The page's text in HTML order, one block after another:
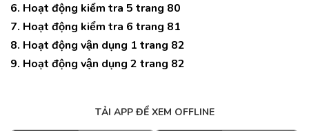
6. Hoạt động kiểm tra 5 trang 80
7. Hoạt động kiểm tra 6 trang 81
8. Hoạt động vận dụng 1 trang 82
9. Hoạt động vận dụng 2 trang 82
TẢI APP ĐỂ XEM OFFLINE